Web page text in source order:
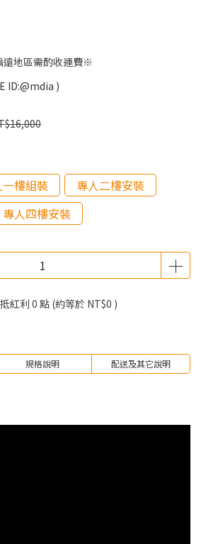
地區需酌收運費※
ID:@mdia )
一樓組裝
專人二樓安裝
專人四樓安裝
紅利 0 點 (約等於 NT$0 )
規格說明 配送及其它說明